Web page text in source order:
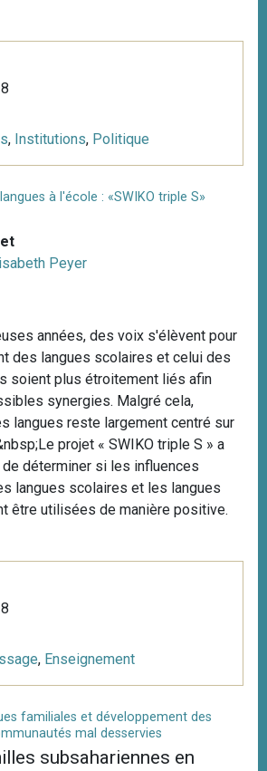
, Institutions, Politique
à l'école : «SWIKO triple S»
Peyer
années, des voix s'élèvent pour
des langues scolaires et celui des
soient plus étroitement liés afin
synergies. Malgré cela,
langues reste largement centré sur
projet « SWIKO triple S » a
déterminer si les influences
langues scolaires et les langues
être utilisées de manière positive.
, Enseignement
familiales et développement des
mal desservies
subsahariennes en